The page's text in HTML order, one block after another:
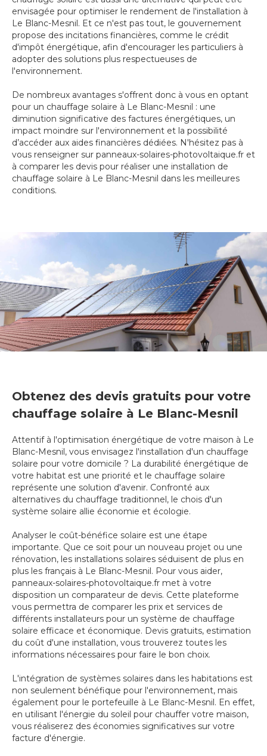
envisagée pour optimiser le rendement de l'installation à
Le Blanc-Mesnil. Et ce n'est pas tout, le gouvernement
propose des incitations financières, comme le crédit
d'impôt énergétique, afin d'encourager les particuliers à
adopter des solutions plus respectueuses de
l'environnement.
De nombreux avantages s'offrent donc à vous en optant
pour un chauffage solaire à Le Blanc-Mesnil : une
diminution significative des factures énergétiques, un
impact moindre sur l'environnement et la possibilité
d’accéder aux aides financières dédiées. N'hésitez pas à
vous renseigner sur panneaux-solaires-photovoltaique.fr et
à comparer les devis pour réaliser une installation de
chauffage solaire à Le Blanc-Mesnil dans les meilleures
conditions.
Obtenez des devis gratuits pour votre
chauffage solaire à Le Blanc-Mesnil
Attentif à l'optimisation énergétique de votre maison à Le
Blanc-Mesnil, vous envisagez l'installation d'un chauffage
solaire pour votre domicile ? La durabilité énergétique de
votre habitat est une priorité et le chauffage solaire
représente une solution d'avenir. Confronté aux
alternatives du chauffage traditionnel, le chois d'un
système solaire allie économie et écologie.
Analyser le coût-bénéfice solaire est une étape
importante. Que ce soit pour un nouveau projet ou une
rénovation, les installations solaires séduisent de plus en
plus les français à Le Blanc-Mesnil. Pour vous aider,
panneaux-solaires-photovoltaique.fr met à votre
disposition un comparateur de devis. Cette plateforme
vous permettra de comparer les prix et services de
différents installateurs pour un système de chauffage
solaire efficace et économique. Devis gratuits, estimation
du coût d'une installation, vous trouverez toutes les
informations nécessaires pour faire le bon choix.
L'intégration de systèmes solaires dans les habitations est
non seulement bénéfique pour l'environnement, mais
également pour le portefeuille à Le Blanc-Mesnil. En effet,
en utilisant l'énergie du soleil pour chauffer votre maison,
vous réaliserez des économies significatives sur votre
facture d'énergie.